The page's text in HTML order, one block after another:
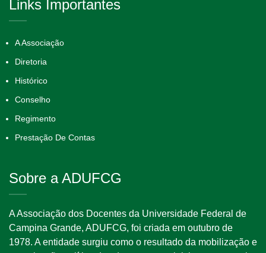
Links Importantes
A Associação
Diretoria
Histórico
Conselho
Regimento
Prestação De Contas
Sobre a ADUFCG
A Associação dos Docentes da Universidade Federal de
Campina Grande, ADUFCG, foi criada em outubro de
1978. A entidade surgiu como o resultado da mobilização e